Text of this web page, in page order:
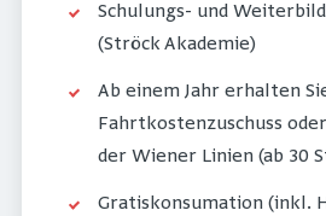
Schulungs- und
(Ströck Akademie)
Ab einem Jahr erhalten
Fahrtkostenzuschuss
der Wiener Linien (ab 30
Gratiskonsumation (inkl.